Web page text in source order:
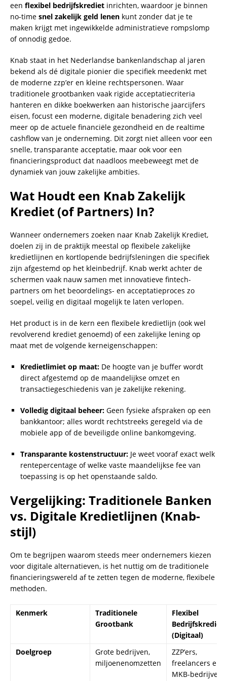
een flexibel bedrijfskrediet inrichten, waardoor je binnen
no-time snel zakelijk geld lenen kunt zonder dat je te
maken krijgt met ingewikkelde administratieve rompslomp
of onnodig gedoe.
Knab staat in het Nederlandse bankenlandschap al jaren
bekend als dé digitale pionier die specifiek meedenkt met
de moderne zzp’er en kleine rechtspersonen. Waar
traditionele grootbanken vaak rigide acceptatiecriteria
hanteren en dikke boekwerken aan historische jaarcijfers
eisen, focust een moderne, digitale benadering zich veel
meer op de actuele financiële gezondheid en de realtime
cashflow van je onderneming. Dit zorgt niet alleen voor een
snelle, transparante acceptatie, maar ook voor een
financieringsproduct dat naadloos meebeweegt met de
dynamiek van jouw zakelijke ambities.
Wat Houdt een Knab Zakelijk
Krediet (of Partners) In?
Wanneer ondernemers zoeken naar Knab Zakelijk Krediet,
doelen zij in de praktijk meestal op flexibele zakelijke
kredietlijnen en kortlopende bedrijfsleningen die specifiek
zijn afgestemd op het kleinbedrijf. Knab werkt achter de
schermen vaak nauw samen met innovatieve fintech-
partners om het beoordelings- en acceptatieproces zo
soepel, veilig en digitaal mogelijk te laten verlopen.
Het product is in de kern een flexibele kredietlijn (ook wel
revolverend krediet genoemd) of een zakelijke lening op
maat met de volgende kerneigenschappen:
Kredietlimiet op maat: De hoogte van je buffer wordt
direct afgestemd op de maandelijkse omzet en
transactiegeschiedenis van je zakelijke rekening.
Volledig digitaal beheer: Geen fysieke afspraken op een
bankkantoor; alles wordt rechtstreeks geregeld via de
mobiele app of de beveiligde online bankomgeving.
Transparante kostenstructuur: Je weet vooraf exact welk
rentepercentage of welke vaste maandelijkse fee van
toepassing is op het openstaande saldo.
Vergelijking: Traditionele Banken
vs. Digitale Kredietlijnen (Knab-
stijl)
Om te begrijpen waarom steeds meer ondernemers kiezen
voor digitale alternatieven, is het nuttig om de traditionele
financieringswereld af te zetten tegen de moderne, flexibele
methoden.
Kenmerk
Traditionele
Grootbank
Flexibel
Bedrijfskrediet
(Digitaal)
Doelgroep
Grote bedrijven,
miljoenenomzetten
ZZP’ers,
freelancers en
MKB-bedrijven